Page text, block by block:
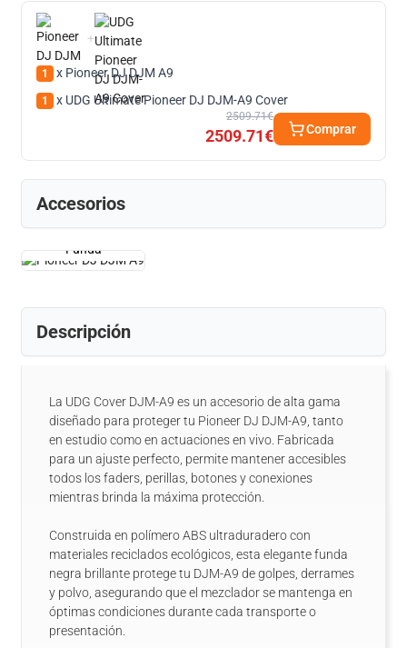
+
1 x Pioneer DJ DJM A9
1 x UDG Ultimate Pioneer DJ DJM-A9 Cover
2509.71€
2509.71€ Comprar
Accesorios
Funda
Descripción
La UDG Cover DJM-A9 es un accesorio de alta gama
diseñado para proteger tu Pioneer DJ DJM-A9, tanto
en estudio como en actuaciones en vivo. Fabricada
para un ajuste perfecto, permite mantener accesibles
todos los faders, perillas, botones y conexiones
mientras brinda la máxima protección.
Construida en polímero ABS ultraduradero con
materiales reciclados ecológicos, esta elegante funda
negra brillante protege tu DJM-A9 de golpes, derrames
y polvo, asegurando que el mezclador se mantenga en
óptimas condiciones durante cada transporte o
presentación.